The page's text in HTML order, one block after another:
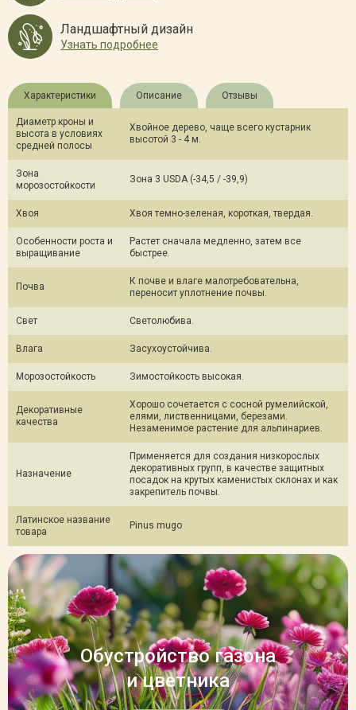
Ландшафтный дизайн
Узнать подробнее
Характеристики Описание Отзывы
Диаметр кроны и
высота в условиях
средней полосы
Хвойное дерево, чаще всего кустарник
высотой 3 - 4 м.
Зона
морозостойкости
Зона 3 USDA (-34,5 / -39,9)
Хвоя Хвоя темно-зеленая, короткая, твердая.
Особенности роста и
выращивание
Растет сначала медленно, затем все
быстрее.
Почва
К почве и влаге малотребовательна,
переносит уплотнение почвы.
Свет Светолюбива.
Влага Засухоустойчива.
Морозостойкость Зимостойкость высокая.
Декоративные
качества
Хорошо сочетается с сосной румелийской,
елями, лиственницами, березами.
Незаменимое растение для альпинариев.
Назначение
Применяется для создания низкорослых
декоративных групп, в качестве защитных
посадок на крутых каменистых склонах и как
закрепитель почвы.
Латинское название
товара
Pinus mugo
Обустройство газона
и цветника